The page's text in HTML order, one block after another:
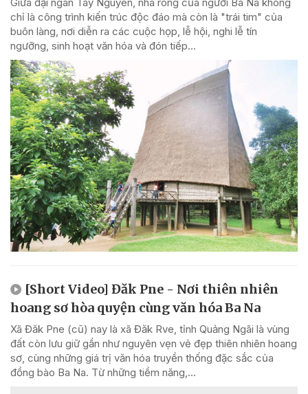
chỉ là công trình kiến trúc độc đáo mà còn là "trái tim" của
buôn làng, nơi diễn ra các cuộc họp, lễ hội, nghi lễ tín
ngưỡng, sinh hoạt văn hóa và đón tiếp...
[Short Video] Đăk Pne - Nơi thiên nhiên
hoang sơ hòa quyện cùng văn hóa Ba Na
Xã Đăk Pne (cũ) nay là xã Đăk Rve, tỉnh Quảng Ngãi là vùng
đất còn lưu giữ gần như nguyên vẹn vẻ đẹp thiên nhiên hoang
sơ, cùng những giá trị văn hóa truyền thống đặc sắc của
đồng bào Ba Na. Từ những tiềm năng,...